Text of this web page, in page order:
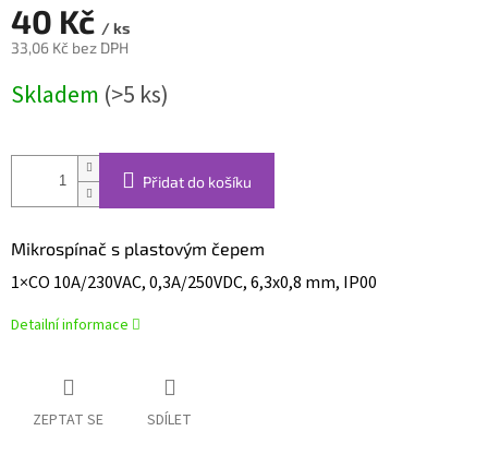
40 Kč / ks
33,06 Kč bez DPH
cena:
Skladem (>5 ks)
Přidat do košíku
Mikrospínač s plastovým čepem
1×CO 10A/230VAC, 0,3A/250VDC, 6,3x0,8 mm, IP00
Detailní informace
ZEPTAT SE SDÍLET